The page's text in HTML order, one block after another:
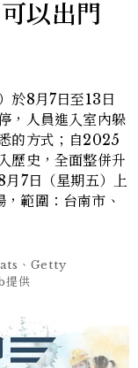
以出門
於8月7日至13日
，人員進入室內躲
的方式；自2025
歷史，全面整併升
7日（星期五）上
範圍：台南市、
、Getty
提供